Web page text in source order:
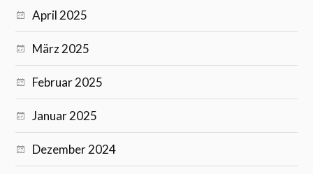
April 2025
März 2025
Februar 2025
Januar 2025
Dezember 2024